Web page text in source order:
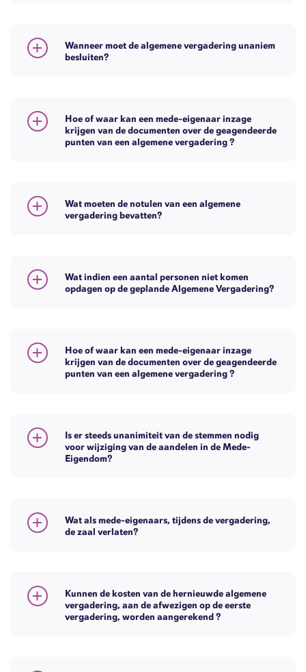
Wanneer moet de algemene vergadering unaniem
besluiten?
Hoe of waar kan een mede-eigenaar inzage
krijgen van de documenten over de geagendeerde
punten van een algemene vergadering ?
Wat moeten de notulen van een algemene
vergadering bevatten?
Wat indien een aantal personen niet komen
opdagen op de geplande Algemene Vergadering?
Hoe of waar kan een mede-eigenaar inzage
krijgen van de documenten over de geagendeerde
punten van een algemene vergadering ?
Is er steeds unanimiteit van de stemmen nodig
voor wijziging van de aandelen in de Mede-
Eigendom?
Wat als mede-eigenaars, tijdens de vergadering,
de zaal verlaten?
Kunnen de kosten van de hernieuwde algemene
vergadering, aan de afwezigen op de eerste
vergadering, worden aangerekend ?